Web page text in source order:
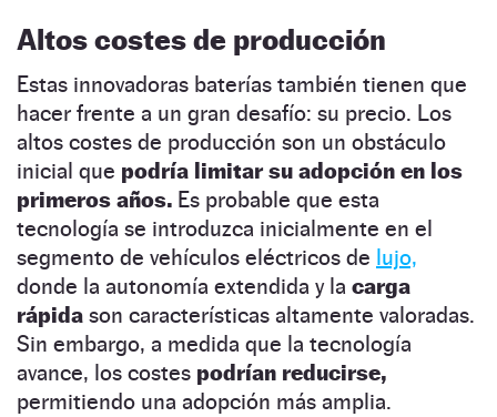
Altos costes de producción
Estas innovadoras baterías también tienen que
hacer frente a un gran desafío: su precio. Los
altos costes de producción son un obstáculo
inicial que podría limitar su adopción en los
primeros años. Es probable que esta
tecnología se introduzca inicialmente en el
segmento de vehículos eléctricos de lujo,
donde la autonomía extendida y la carga
rápida son características altamente valoradas.
Sin embargo, a medida que la tecnología
avance, los costes podrían reducirse,
permitiendo una adopción más amplia.